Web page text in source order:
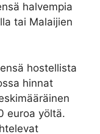
halvempia
tai Malaijien
hostellista
hinnat
euroa yöltä.